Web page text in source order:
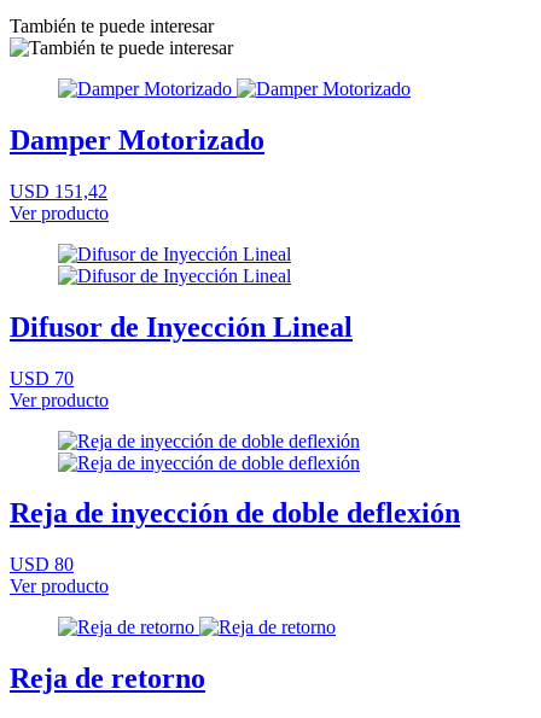
También te puede interesar
Damper Motorizado
USD 151,42
Ver producto
Difusor de Inyección Lineal
USD 70
Ver producto
Reja de inyección de doble deflexión
USD 80
Ver producto
Reja de retorno